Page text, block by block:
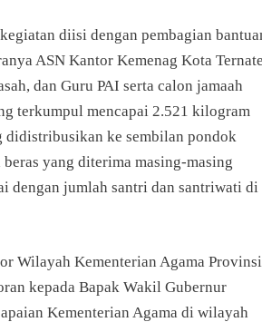
diisi dengan pembagian
ASN Kantor Kemenag Kota
dan Guru PAI serta calon jamaah
terkumpul mencapai 2.521 kilogram
didistribusikan ke sembilan pondok
yang diterima masing-masing
dengan jumlah santri dan santriwati di
Wilayah Kementerian Agama Provinsi
kepada Bapak Wakil Gubernur
Kementerian Agama di wilayah